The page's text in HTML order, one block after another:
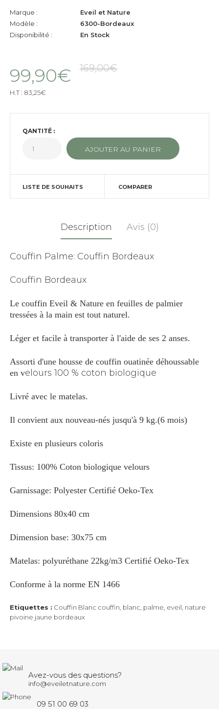
Marque :
Eveil et Nature
Modèle :
6300-Bordeaux
Disponibilité :
En Stock
99,90€ 169,00€
H.T : 83,25€
QANTITÉ :
LISTE DE SOUHAITS COMPARER
Description Avis (0)
Couffin Palme: Couffin Bordeaux
Couffin Bordeaux
Le couffin Eveil & Nature en feuilles de palmier
tressées à la main est tout naturel.
Léger et facile à transporter à l'aide de ses 2 anses.
Assorti d'une housse de couffin ouatinée déhoussable
en velours 100 % coton biologique
Livré avec le matelas.
Il convient aux nouveau-nés jusqu'à 9 kg.(6 mois)
Existe en plusieurs coloris
Tissus: 100% Coton biologique velours
Garnissage: Polyester Certifié Oeko-Tex
Dimensions 80x40 cm
Dimension base: 30x75 cm
Matelas: polyuréthane 22kg/m3 Certifié Oeko-Tex
Conforme à la norme EN 1466
Etiquettes : Couffin Blanc couffin blanc palme eveil nature
pivoine jaune bordeaux
Avez-vous des questions?
info@eveiletnature.com
09 51 00 69 03